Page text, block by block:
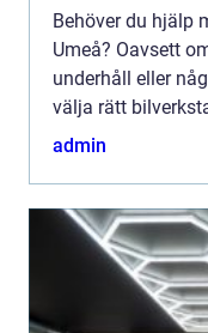
Behöver du hjälp
Umeå? Oavsett
underhåll eller
välja rätt
admin